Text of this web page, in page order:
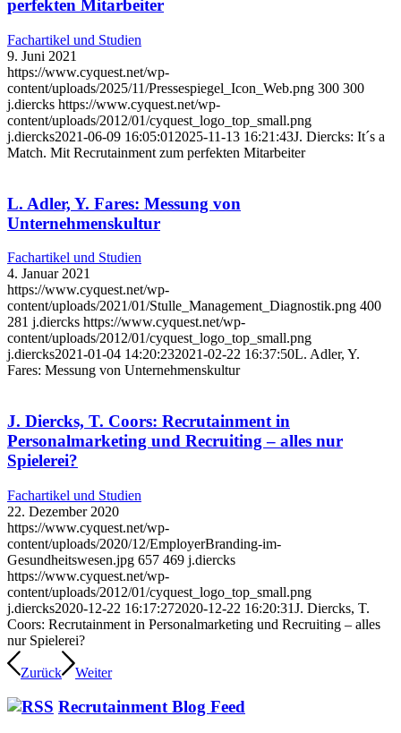
perfekten Mitarbeiter
Fachartikel und Studien
9. Juni 2021
https://www.cyquest.net/wp-
content/uploads/2025/11/Pressespiegel_Icon_Web.png 300 300
j.diercks https://www.cyquest.net/wp-
content/uploads/2012/01/cyquest_logo_top_small.png
j.diercks2021-06-09 16:05:01 2025-11-13 16:21:43J. Diercks: It´s a
Match. Mit Recrutainment zum perfekten Mitarbeiter
L. Adler, Y. Fares: Messung von
Unternehmenskultur
Fachartikel und Studien
4. Januar 2021
https://www.cyquest.net/wp-
content/uploads/2021/01/Stulle_Management_Diagnostik.png 400
281 j.diercks https://www.cyquest.net/wp-
content/uploads/2012/01/cyquest_logo_top_small.png
j.diercks2021-01-04 14:20:232021-02-22 16:37:50L. Adler, Y.
Fares: Messung von Unternehmenskultur
J. Diercks, T. Coors: Recrutainment in
Personalmarketing und Recruiting – alles nur
Spielerei?
Fachartikel und Studien
22. Dezember 2020
https://www.cyquest.net/wp-
content/uploads/2020/12/EmployerBranding-im-
Gesundheitswesen.jpg 657 469 j.diercks
https://www.cyquest.net/wp-
content/uploads/2012/01/cyquest_logo_top_small.png
j.diercks2020-12-22 16:17:272020-12-22 16:20:31J. Diercks, T.
Coors: Recrutainment in Personalmarketing und Recruiting – alles
nur Spielerei?
Zurück Weiter
Recrutainment Blog Feed